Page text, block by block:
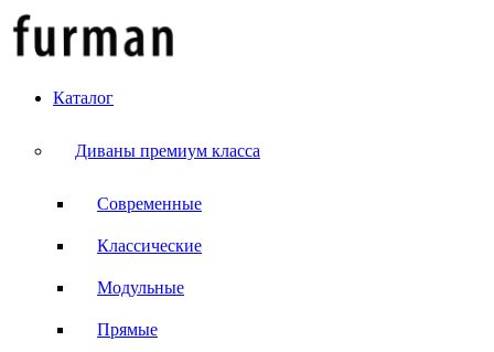
Каталог
Диваны премиум класса
Современные
Классические
Модульные
Прямые